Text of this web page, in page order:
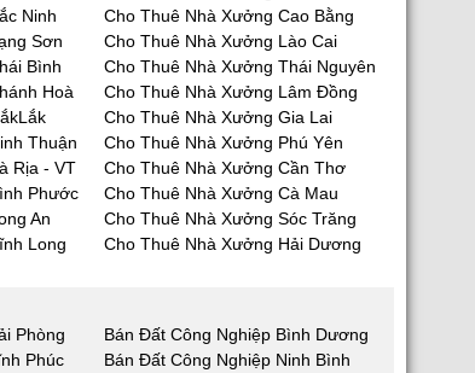
Ninh
Cho Thuê Nhà Xưởng Cao Bằng
Sơn
Cho Thuê Nhà Xưởng Lào Cai
Bình
Cho Thuê Nhà Xưởng Thái Nguyên
Hoà
Cho Thuê Nhà Xưởng Lâm Đồng
Cho Thuê Nhà Xưởng Gia Lai
Thuận
Cho Thuê Nhà Xưởng Phú Yên
Rịa - VT
Cho Thuê Nhà Xưởng Cần Thơ
Phước
Cho Thuê Nhà Xưởng Cà Mau
An
Cho Thuê Nhà Xưởng Sóc Trăng
Long
Cho Thuê Nhà Xưởng Hải Dương
Phòng
Bán Đất Công Nghiệp Bình Dương
Phúc
Bán Đất Công Nghiệp Ninh Bình